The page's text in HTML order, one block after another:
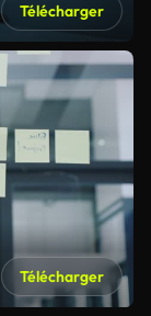
Télécharger
Télécharger